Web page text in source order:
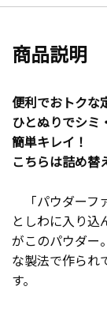
商品説明
便利でおトクな
ひとぬりでシミ
簡単キレイ！
こちらは詰め替
「パウダーフ
としわに入り
がこのパウダー
な製法で作られ
す。